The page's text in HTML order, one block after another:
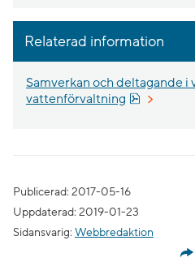
Relaterad information
Samverkan och deltagande i
vattenförvaltning
Pdf, 923.6
Publicerad: 2017-05-16
Uppdaterad: 2019-01-23
Sidansvarig: Webbredaktion